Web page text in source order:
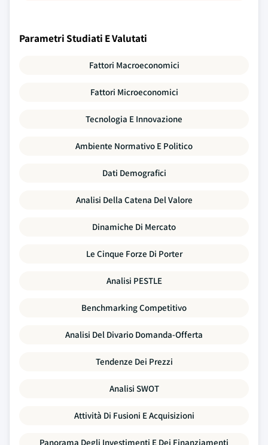
Parametri Studiati E Valutati
Fattori Macroeconomici
Fattori Microeconomici
Tecnologia E Innovazione
Ambiente Normativo E Politico
Dati Demografici
Analisi Della Catena Del Valore
Dinamiche Di Mercato
Le Cinque Forze Di Porter
Analisi PESTLE
Benchmarking Competitivo
Analisi Del Divario Domanda-Offerta
Tendenze Dei Prezzi
Analisi SWOT
Attività Di Fusioni E Acquisizioni
Panorama Degli Investimenti E Dei Finanziamenti